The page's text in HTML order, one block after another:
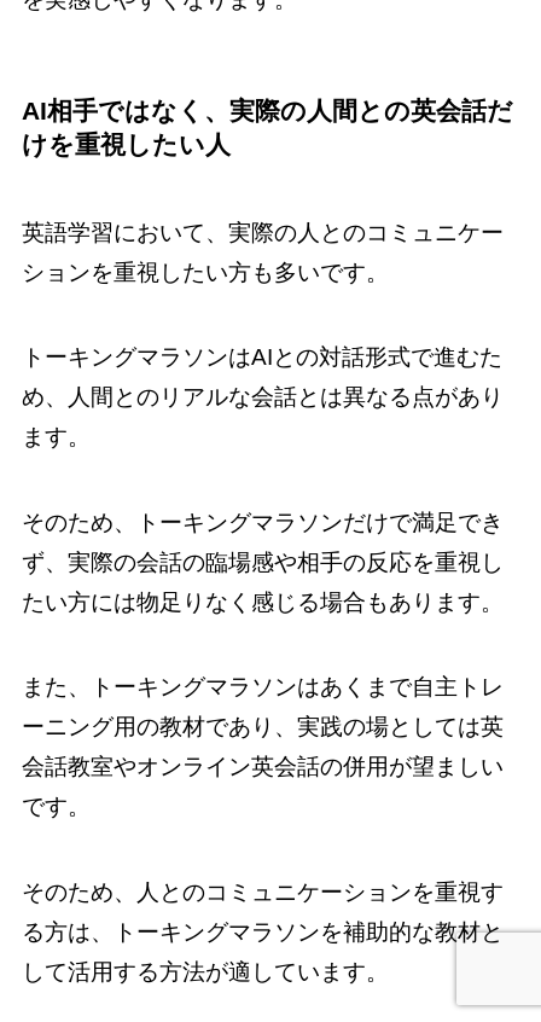
AI相手ではなく、実際の人間との英会話だ
けを重視したい人
英語学習において、実際の人とのコミュニケー
ションを重視したい方も多いです。
トーキングマラソンはAIとの対話形式で進むた
め、人間とのリアルな会話とは異なる点があり
ます。
そのため、トーキングマラソンだけで満足でき
ず、実際の会話の臨場感や相手の反応を重視し
たい方には物足りなく感じる場合もあります。
また、トーキングマラソンはあくまで自主トレ
ーニング用の教材であり、実践の場としては英
会話教室やオンライン英会話の併用が望ましい
です。
そのため、人とのコミュニケーションを重視す
る方は、トーキングマラソンを補助的な教材と
して活用する方法が適しています。